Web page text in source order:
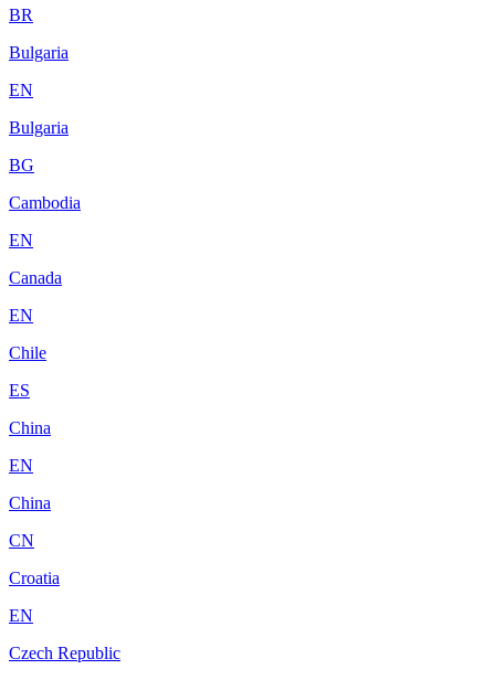
BR
Bulgaria
EN
Bulgaria
BG
Cambodia
EN
Canada
EN
Chile
ES
China
EN
China
CN
Croatia
EN
Czech Republic